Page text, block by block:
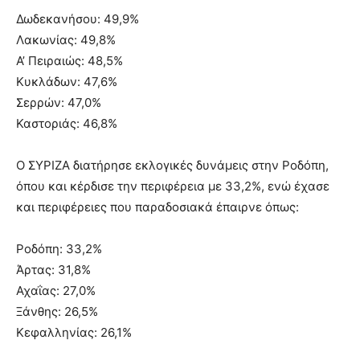
Δωδεκανήσου: 49,9%
Λακωνίας: 49,8%
Α’ Πειραιώς: 48,5%
Κυκλάδων: 47,6%
Σερρών: 47,0%
Καστοριάς: 46,8%
Ο ΣΥΡΙΖΑ διατήρησε εκλογικές δυνάμεις στην Ροδόπη,
όπου και κέρδισε την περιφέρεια με 33,2%, ενώ έχασε
και περιφέρειες που παραδοσιακά έπαιρνε όπως:
Ροδόπη: 33,2%
Άρτας: 31,8%
Αχαΐας: 27,0%
Ξάνθης: 26,5%
Κεφαλληνίας: 26,1%